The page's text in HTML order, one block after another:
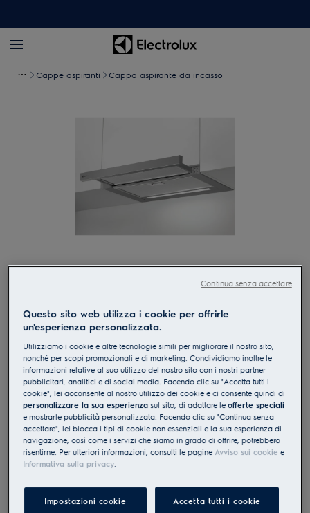
Cappe aspiranti Cappa aspirante da incasso
Tocca per zoomare
DAK6036CN
Scarico Ricircolo Cappa aspirante
piatta C 60 cm Grigio
0 (0)
EU Product Fiche
CHF 545.00
PVR incl. IVA in CHF (escl. CRA)
Questo sito web utilizza i cookie per offrirle
un'esperienza personalizzata.
Utilizziamo i cookie e altre tecnologie simili per migliorare il nostro sito,
nonché per scopi promozionali e di marketing. Condividiamo inoltre le
informazioni relative al suo utilizzo del nostro sito con i nostri partner
pubblicitari, analitici e di social media. Facendo clic su "Accetta tutti i
cookie", lei acconsente al nostro utilizzo dei cookie e ci consente quindi di
personalizzare la sua esperienza sul sito, di adattare leofferte speciali
e mostrarle pubblicità personalizzata. Facendo clic su "Continua senza
accettare", lei blocca i tipi di cookie non essenziali e la sua esperienza di
navigazione, così come i servizi che siamo in grado di offrire, potrebbero
risentirne. Per ulteriori informazioni, consulti le pagineAvviso sui cookie e
Informativa sulla privacy.
Impostazioni cookie Accetta tutti i cookie
Continua senza accettare